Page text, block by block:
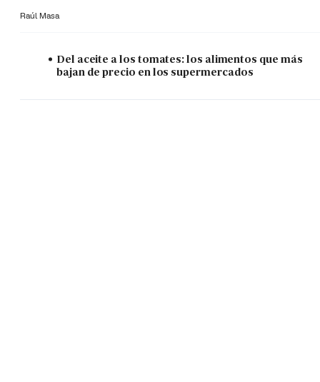
Raúl Masa
Del aceite a los tomates: los alimentos que más
bajan de precio en los supermercados